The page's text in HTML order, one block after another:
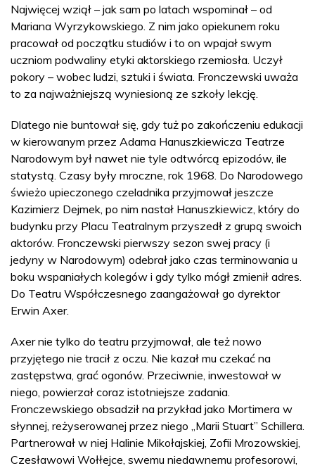
Najwięcej wziął – jak sam po latach wspominał – od
Mariana Wyrzykowskiego. Z nim jako opiekunem roku
pracował od początku studiów i to on wpajał swym
uczniom podwaliny etyki aktorskiego rzemiosła. Uczył
pokory – wobec ludzi, sztuki i świata. Fronczewski uważa
to za najważniejszą wyniesioną ze szkoły lekcję.
Dlatego nie buntował się, gdy tuż po zakończeniu edukacji
w kierowanym przez Adama Hanuszkiewicza Teatrze
Narodowym był nawet nie tyle odtwórcą epizodów, ile
statystą. Czasy były mroczne, rok 1968. Do Narodowego
świeżo upieczonego czeladnika przyjmował jeszcze
Kazimierz Dejmek, po nim nastał Hanuszkiewicz, który do
budynku przy Placu Teatralnym przyszedł z grupą swoich
aktorów. Fronczewski pierwszy sezon swej pracy (i
jedyny w Narodowym) odebrał jako czas terminowania u
boku wspaniałych kolegów i gdy tylko mógł zmienił adres.
Do Teatru Współczesnego zaangażował go dyrektor
Erwin Axer.
Axer nie tylko do teatru przyjmował, ale też nowo
przyjętego nie tracił z oczu. Nie kazał mu czekać na
zastępstwa, grać ogonów. Przeciwnie, inwestował w
niego, powierzał coraz istotniejsze zadania.
Fronczewskiego obsadził na przykład jako Mortimera w
słynnej, reżyserowanej przez niego „Marii Stuart” Schillera.
Partnerował w niej Halinie Mikołajskiej, Zofii Mrozowskiej,
Czesławowi Wołłejce, swemu niedawnemu profesorowi,